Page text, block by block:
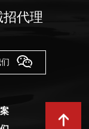
代理